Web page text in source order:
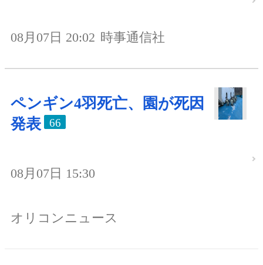
08月07日 20:02 時事通信社
ペンギン4羽死亡、園が死因
発表
66
08月07日 15:30
オリコンニュース